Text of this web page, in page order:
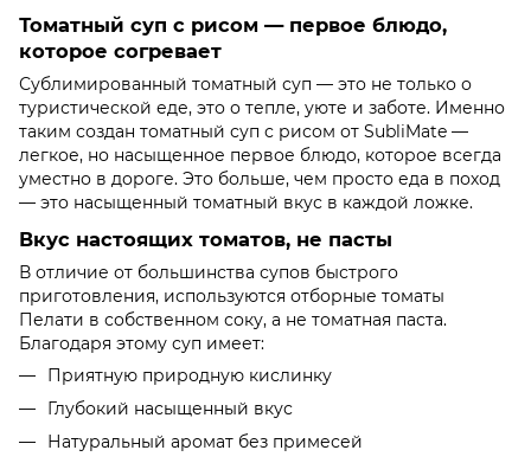
Томатный суп с рисом — первое блюдо,
которое согревает
Сублимированный томатный суп — это не только о
туристической еде, это о тепле, уюте и заботе. Именно
таким создан томатный суп с рисом от SubliMate —
легкое, но насыщенное первое блюдо, которое всегда
уместно в дороге. Это больше, чем просто еда в поход
— это насыщенный томатный вкус в каждой ложке.
Вкус настоящих томатов, не пасты
В отличие от большинства супов быстрого
приготовления, используются отборные томаты
Пелати в собственном соку, а не томатная паста.
Благодаря этому суп имеет:
Приятную природную кислинку
Глубокий насыщенный вкус
Натуральный аромат без примесей